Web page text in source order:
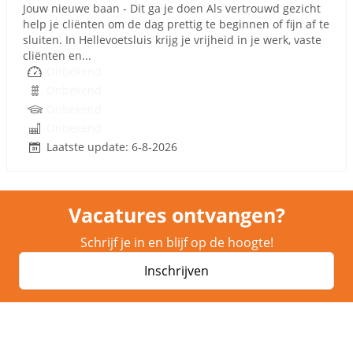
Jouw nieuwe baan - Dit ga je doen Als vertrouwd gezicht
help je cliënten om de dag prettig te beginnen of fijn af te
sluiten. In Hellevoetsluis krijg je vrijheid in je werk, vaste
cliënten en...
Laatste update: 6-8-2026
Vacatures ontvangen?
Schrijf je in en blijf op de hoogte!
Inschrijven